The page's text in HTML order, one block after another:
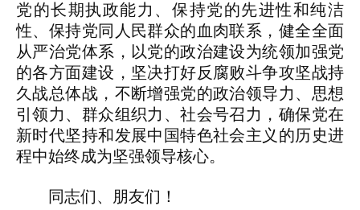
党的长期执政能力、保持党的先进性和纯洁
性、保持党同人民群众的血肉联系，健全全面
从严治党体系，以党的政治建设为统领加强党
的各方面建设，坚决打好反腐败斗争攻坚战持
久战总体战，不断增强党的政治领导力、思想
引领力、群众组织力、社会号召力，确保党在
新时代坚持和发展中国特色社会主义的历史进
程中始终成为坚强领导核心。
同志们、朋友们！